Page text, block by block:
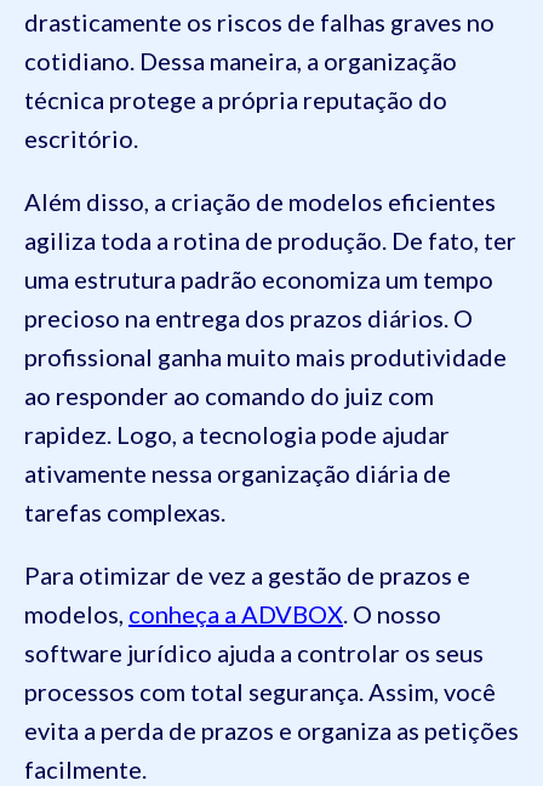
drasticamente os riscos de falhas graves no
cotidiano. Dessa maneira, a organização
técnica protege a própria reputação do
escritório.
Além disso, a criação de modelos eficientes
agiliza toda a rotina de produção. De fato, ter
uma estrutura padrão economiza um tempo
precioso na entrega dos prazos diários. O
profissional ganha muito mais produtividade
ao responder ao comando do juiz com
rapidez. Logo, a tecnologia pode ajudar
ativamente nessa organização diária de
tarefas complexas.
Para otimizar de vez a gestão de prazos e
modelos, conheça a ADVBOX. O nosso
software jurídico ajuda a controlar os seus
processos com total segurança. Assim, você
evita a perda de prazos e organiza as petições
facilmente.